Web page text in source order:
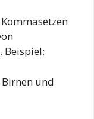
Beispiel:
Birnen und